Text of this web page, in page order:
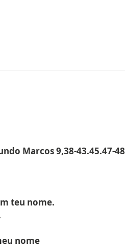
Marcos 9,38-43.45.47-48
teu nome.
nome